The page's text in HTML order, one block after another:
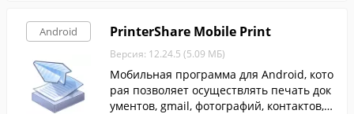
Android PrinterShare Mobile Print
Версия: 12.24.5 (5.09 МБ)
Мобильная программа для Android, кото
рая позволяет осуществлять печать док
ументов, gmail, фотографий, контактов, s